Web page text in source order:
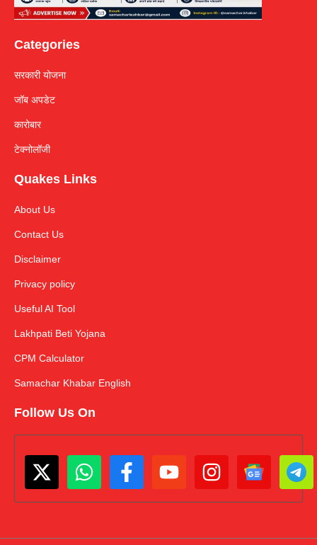
Categories
सरकारी योजना
जॉब अपडेट
कारोबार
टेक्नोलॉजी
Quakes Links
About Us
Contact Us
Disclaimer
Privacy policy
Useful AI Tool
Lakhpati Beti Yojana
CPM Calculator
Samachar Khabar English
Follow Us On